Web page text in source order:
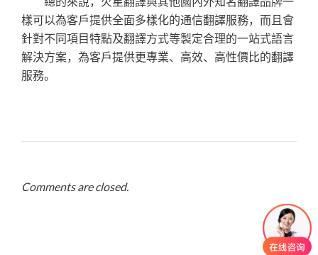
樣可以為客戶提供全面多樣化的通信翻譯服務，而且會
針對不同項目特點及翻譯方式等製定合理的一站式語言
解決方案，為客戶提供更專業、高效、高性價比的翻譯
服務。
Comments are closed.